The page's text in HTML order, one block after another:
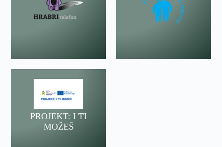
PROJEKT: I TI
MOŽEŠ